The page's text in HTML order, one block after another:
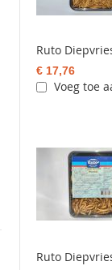
Ruto
€ 17,76
Voeg toe
Ruto